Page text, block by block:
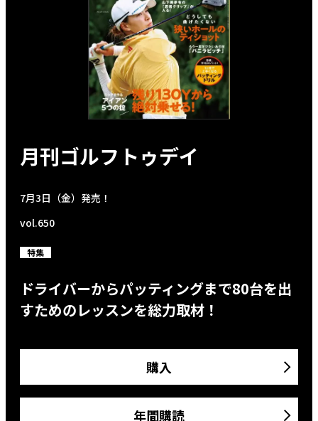
月刊ゴルフトゥデイ
7月3日（金）発売！
vol.650
特集
ドライバーからパッティングまで80台を出
すためのレッスンを総力取材！
購入
年間購読